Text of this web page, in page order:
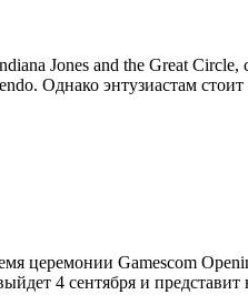
Jones and the Great
Однако энтузиастам
церемонии Gamescom
4 сентября и